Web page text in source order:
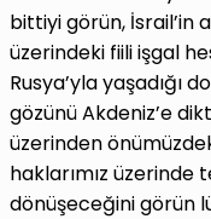
bittiyi görün, İsrail’in
üzerindeki fiili işgal
Rusya’yla yaşadığı
gözünü Akdeniz’e
üzerinden
haklarımız üzerinde
dönüşeceğini görün